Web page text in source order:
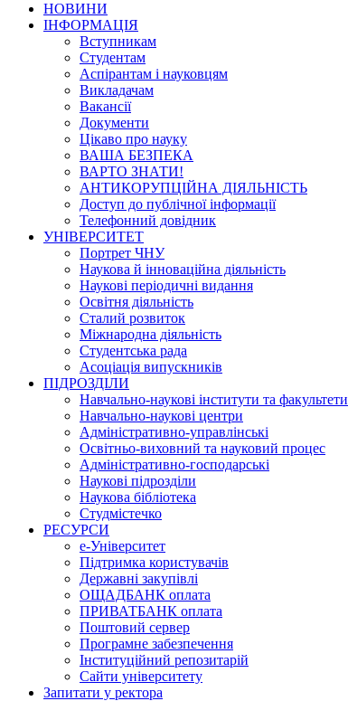
НОВИНИ
ІНФОРМАЦІЯ
Вступникам
Студентам
Аспірантам і науковцям
Викладачам
Вакансії
Документи
Цікаво про науку
ВАША БЕЗПЕКА
ВАРТО ЗНАТИ!
АНТИКОРУПЦІЙНА ДІЯЛЬНІСТЬ
Доступ до публічної інформації
Телефонний довідник
УНІВЕРСИТЕТ
Портрет ЧНУ
Наукова й інноваційна діяльність
Наукові періодичні видання
Освітня діяльність
Сталий розвиток
Міжнародна діяльність
Студентська рада
Асоціація випускників
ПІДРОЗДІЛИ
Навчально-наукові інститути та факультети
Навчально-наукові центри
Адміністративно-управлінські
Освітньо-виховний та науковий процес
Адміністративно-господарські
Наукові підрозділи
Наукова бібліотека
Студмістечко
РЕСУРСИ
е-Університет
Підтримка користувачів
Державні закупівлі
ОЩАДБАНК оплата
ПРИВАТБАНК оплата
Поштовий сервер
Програмне забезпечення
Інституційний репозитарій
Сайти університету
Запитати у ректора